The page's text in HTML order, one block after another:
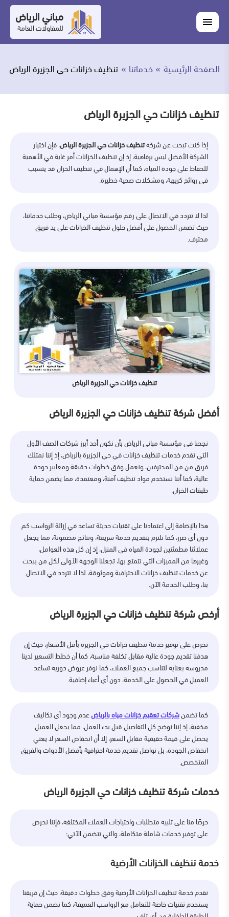
إلى
المحتوى
القائمة
مباني الرياض
للمقاولات العامة
مباني
اغلاق
القائمة
نحن
أعمالنا
المدونة
الصفحة الرئيسية خدماتنا تنظيف خزانات حي الجزيرة الرياض
تنظيف خزانات حي الجزيرة الرياض
إذا كنت تبحث عن شركةتنظيف خزانات حي الجزيرة الرياض، فإن اختيار
الشركة الأفضل ليس برفاهية، إذ إن تنظيف الخزانات أمر غاية في الأهمية
للحفاظ على جودة المياه، كما أن الإهمال في تنظيف الخزان قد يتسبب
في روائح كريهة، ومشكلات صحية خطيرة.
لذا لا تتردد في الاتصال على رقم مؤسسة مباني الرياض، وطلب خدماتنا،
حيث تضمن الحصول على أفضل حلول تنظيف الخزانات على يد فريق
محترف.
تنظيف خزانات حي الجزيرة الرياض
أفضل شركة تنظيف خزانات حي الجزيرة الرياض
نجحنا في مؤسسة مباني الرياض بأن نكون أحد أبرز شركات الصف الأول
التي تقدم خدمات تنظيف خزانات في حي الجزيرة بالرياض، إذ إننا نمتلك
فريق من من المحترفين، ونعمل وفق خطوات دقيقة ومعايير جودة
عالية، كما أننا نستخدم مواد تنظيف آمنة، ومعتمدة، مما يضمن حماية
طبقات الخزان.
هذا بالإضافة إلى اعتمادنا على تقنيات حديثة تساعد في إزالة الرواسب كم
دون أي ضرر، كما نلتزم بتقديم خدمة سريعة، ونتائج مضمونة، مما يجعل
عملائنا مطمئنين لجودة المياه في المنزل، إذ إن كل هذه العوامل،
وغيرها من المميزات التي نتمتع بها، تجعلنا الوجهة الأولى لكل من يبحث
عن خدمات تنظيف خزانات الاحترافية وموثوقة، لذا لا تتردد في الاتصال
بنا، وطلب الخدمة الآن.
أرخص شركة تنظيف خزانات حي الجزيرة الرياض
نحرص على توفير خدمة تنظيف خزانات حي الجزيرة بأقل الأسعار، حيث إن
هدفنا تقديم جودة عالية مقابل تكلفة مناسبة، كما أن خطط التسعير لدينا
مدروسة بعناية لتناسب جميع العملاء، كما نوفر عروض دورية تساعد
العميل في الحصول على الخدمة، دون أي أعباء إضافية.
كما تضمنشركات تعقيم خزانات مياه بالرياضعدم وجود أي تكاليف
مخفية، إذ إننا نوضح كل التفاصيل قبل بدء العمل، مما يجعل العميل
يحصل على قيمة حقيقية مقابل السعر، إلا أن انخفاض السعر لا يعني
انخفاض الجودة، بل نواصل تقديم خدمة احترافية بأفضل الأدوات والفريق
المتخصص.
خدمات شركة تنظيف خزانات حي الجزيرة الرياض
حرصًا منا على تلبية متطلبات واحتياجات العملاء المختلفة، فإننا نحرص
على توفير خدمات شاملة متكاملة، والتي تتضمن الآتي:
خدمة تنظيف الخزانات الأرضية
نقدم خدمة تنظيف الخزانات الأرضية وفق خطوات دقيقة، حيث إن فريقنا
يستخدم تقنيات خاصة للتعامل مع الرواسب العميقة، كما نضمن حماية